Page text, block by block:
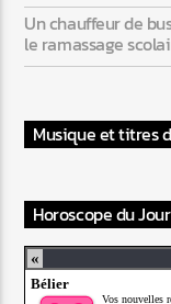
Un chauffeur de
le ramassage
Musique et titres
Horoscope du Jour